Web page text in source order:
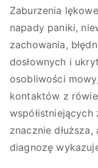
Zaburzenia
napady paniki,
zachowania,
dosłownych i
osobliwości
kontaktów z
współistniejących
znacznie
diagnozę